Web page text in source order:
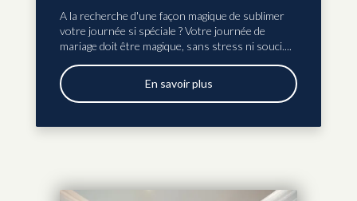
A la recherche d'une façon magique de sublimer
votre journée si spéciale ? Votre journée de
mariage doit être magique, sans stress ni souci....
En savoir plus